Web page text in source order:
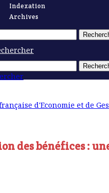
Indexation
Archives
d'Economie et de
des bénéfices :